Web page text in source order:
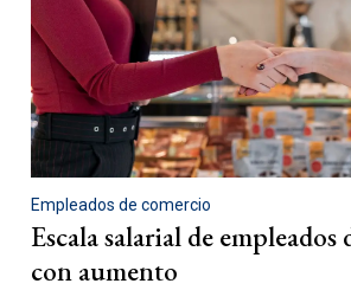
Empleados de comercio
Escala salarial de empleados
con aumento